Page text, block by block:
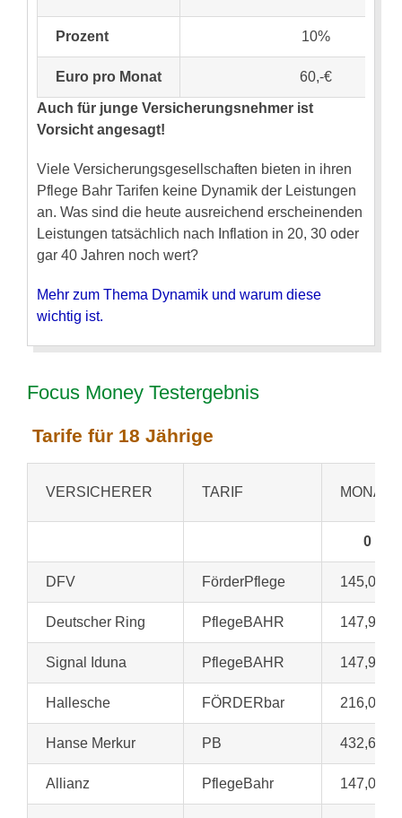
Prozent 10%
Euro pro Monat 60,-€
Auch für junge Versicherungsnehmer ist
Vorsicht angesagt!
Viele Versicherungsgesellschaften bieten in ihren
Pflege Bahr Tarifen keine Dynamik der Leistungen
an. Was sind die heute ausreichend erscheinenden
Leistungen tatsächlich nach Inflation in 20, 30 oder
gar 40 Jahren noch wert?
Mehr zum Thema Dynamik und warum diese
wichtig ist.
Focus Money Testergebnis
Tarife für 18 Jährige
VERSICHERER TARIF
0
DFV FörderPflege 145,00 €
Deutscher Ring PflegeBAHR 147,90 €
Signal Iduna PflegeBAHR 147,90 €
Hallesche FÖRDERbar 216,00 €
Hanse Merkur PB 432,69 €
Allianz PflegeBahr 147,00 €